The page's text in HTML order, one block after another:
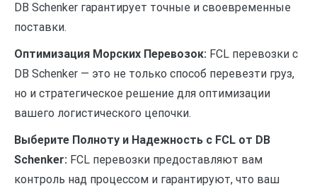
DB Schenker гарантирует точные и своевременные
поставки.
Оптимизация Морских Перевозок: FCL перевозки с
DB Schenker — это не только способ перевезти груз,
но и стратегическое решение для оптимизации
вашего логистического цепочки.
Выберите Полноту и Надежность с FCL от DB
Schenker: FCL перевозки предоставляют вам
контроль над процессом и гарантируют, что ваш